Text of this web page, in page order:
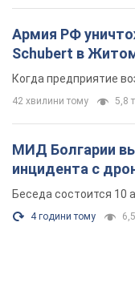
Армия РФ
Schubert в
Когда предприятие
42 хвилини тому 5,8 т.
МИД Болгарии
инцидента с
Беседа состоится 10
4 години тому